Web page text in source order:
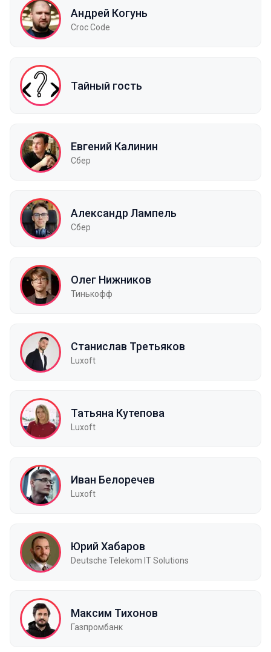
Андрей Когунь
Croc Code
Тайный гость
Евгений Калинин
Сбер
Александр Лампель
Сбер
Олег Нижников
Тинькофф
Станислав Третьяков
Luxoft
Татьяна Кутепова
Luxoft
Иван Белоречев
Luxoft
Юрий Хабаров
Deutsche Telekom IT Solutions
Максим Тихонов
Газпромбанк